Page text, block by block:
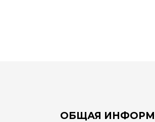
ОБЩАЯ